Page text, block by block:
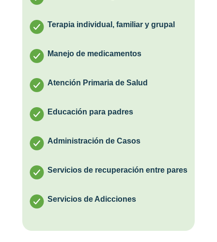
Terapia individual, familiar y grupal
Manejo de medicamentos
Atención Primaria de Salud
Educación para padres
Administración de Casos
Servicios de recuperación entre pares
Servicios de Adicciones